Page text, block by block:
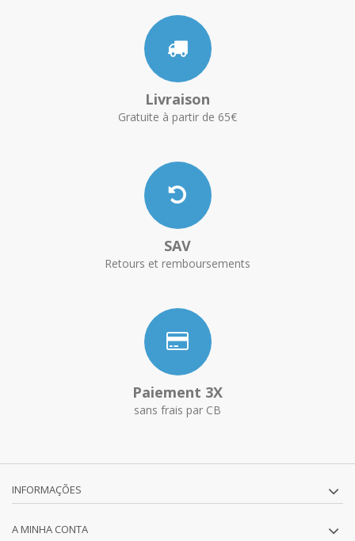
Livraison
Gratuite à partir de 65€
SAV
Retours et remboursements
Paiement 3X
sans frais par CB
INFORMAÇÕES
A MINHA CONTA